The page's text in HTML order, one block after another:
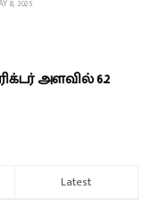
8, 2025
அளவில் 6.2
Latest